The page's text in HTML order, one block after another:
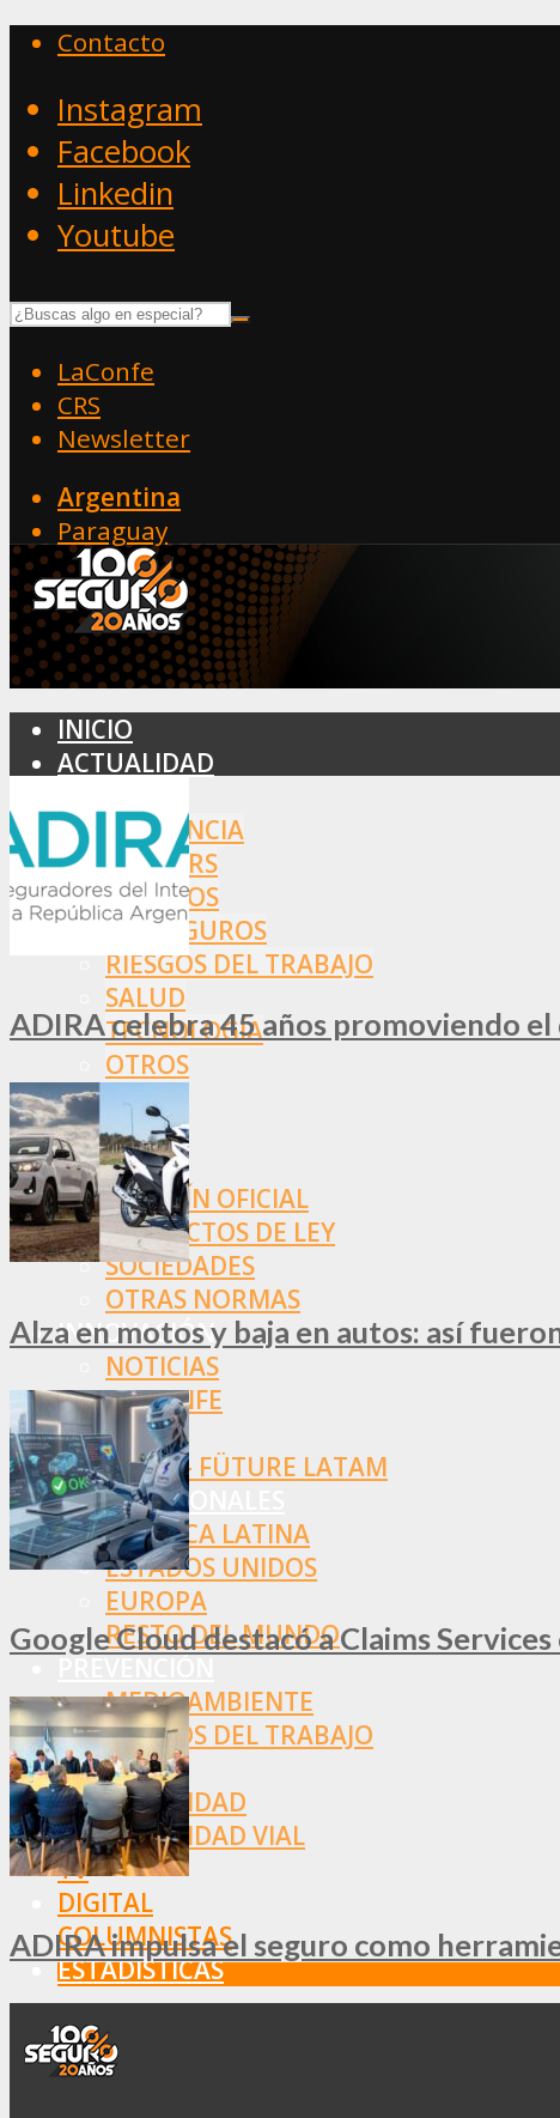
Contacto
Instagram
Facebook
Linkedin
Youtube
LaConfe
CRS
Newsletter
Argentina
Paraguay
INICIO
ACTUALIDAD
ASISTENCIA
BROKERS
SEGUROS
REASEGUROS
RIESGOS DEL TRABAJO
SALUD
TECNOLOGÍA
OTROS
NORMAS
SSN
SRT
BOLETÍN OFICIAL
PROYECTOS DE LEY
SOCIEDADES
OTRAS NORMAS
INNOVACIÓN
NOTICIAS
LA CONFE
ITC
INESE – FÜTURE LATAM
INTERNACIONALES
AMÉRICA LATINA
ESTADOS UNIDOS
EUROPA
RESTO DEL MUNDO
MEDIOAMBIENTE
RIESGOS DEL TRABAJO
SALUD
SEGURIDAD
SEGURIDAD VIAL
TV
DIGITAL
COLUMNISTAS
ESTADÍSTICAS
ADIRA celebra 45 años promoviendo
Alza en motos y baja en autos: así
Google Cloud destacó a Claims
ADIRA impulsa el seguro como